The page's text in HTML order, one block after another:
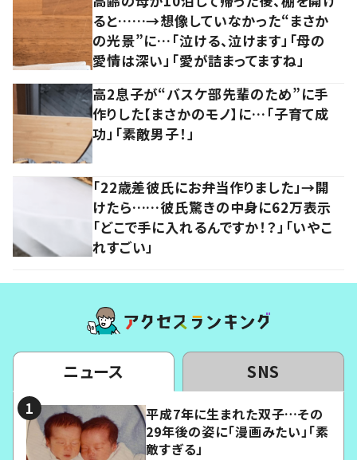
ると……→想像していなかった“まさか
の光景”に…「泣ける、泣けます」「母の
愛情は深い」「愛が詰まってますね」
高2息子が“バスケ部先輩のため”に手
作りした【まさかのモノ】に…「子育て成
功」「素敵男子！」
「22歳差彼氏にお弁当作りました」→開
けたら……彼氏驚きの中身に62万表示
「どこで手に入れるんですか！？」「いやこ
れすごい」
ニュース SNS
平成7年に生まれた双子…その
29年後の姿に「漫画みたい」「素
敵すぎる」